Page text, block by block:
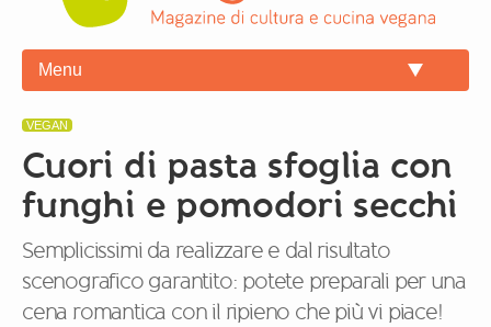
Menu
VEGAN
Cuori di pasta sfoglia con
funghi e pomodori secchi
Semplicissimi da realizzare e dal risultato
scenografico garantito: potete preparali per una
cena romantica con il ripieno che più vi piace!